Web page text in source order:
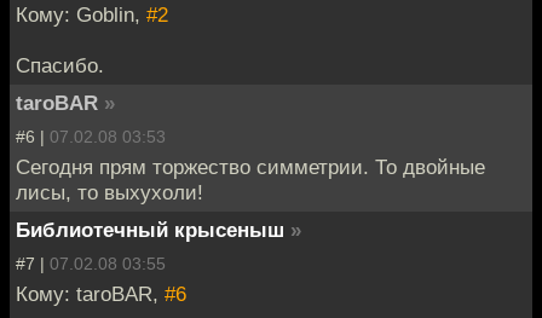
Кому: Goblin, #2
Спасибо.
taroBAR »
#6 | 07.02.08 03:53
Сегодня прям торжество симметрии. То двойные
лисы, то выхухоли!
Библиотечный крысеныш »
#7 | 07.02.08 03:55
Кому: taroBAR, #6